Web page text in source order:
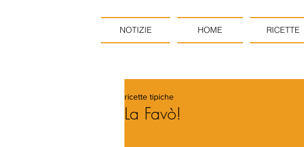
NOTIZIE HOME RICETTE
La Favò!
ricette tipiche